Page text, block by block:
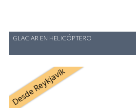
GLACIAR EN HELICÓPTERO
Desde Reykjavík